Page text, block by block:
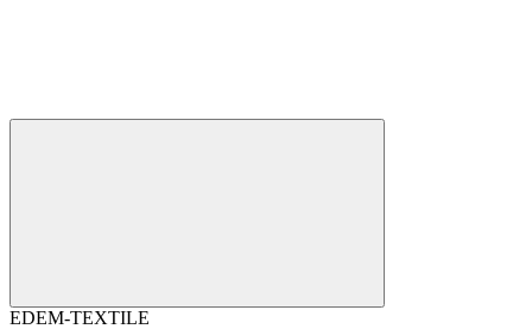
EDEM-TEXTILE